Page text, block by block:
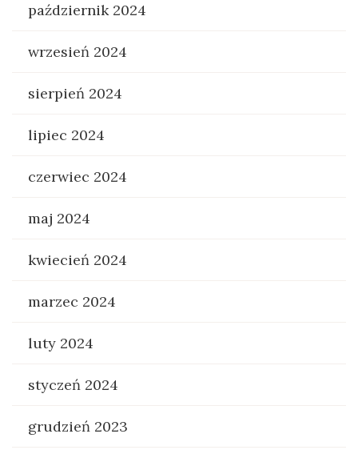
październik 2024
wrzesień 2024
sierpień 2024
lipiec 2024
czerwiec 2024
maj 2024
kwiecień 2024
marzec 2024
luty 2024
styczeń 2024
grudzień 2023